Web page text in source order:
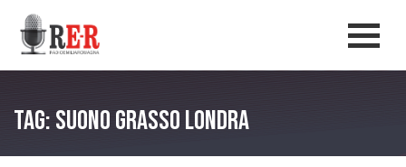
Salta al contenuto principale
Tag: suono grasso londra